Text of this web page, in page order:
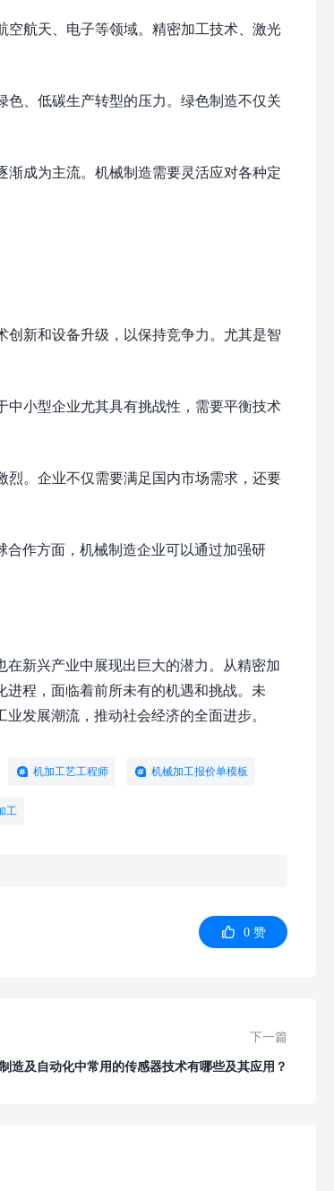
空航天、电子等领域。精密加工技术、激光
、低碳生产转型的压力。绿色制造不仅关
成为主流。机械制造需要灵活应对各种定
新和设备升级，以保持竞争力。尤其是智
中小型企业尤其具有挑战性，需要平衡技术
烈。企业不仅需要满足国内市场需求，还要
作方面，机械制造企业可以通过加强研
新兴产业中展现出巨大的潜力。从精密加
程，面临着前所未有的机遇和挑战。未
发展潮流，推动社会经济的全面进步。
机加工艺工程师 机械加工报价单模板
工
 0 赞
下一篇
造及自动化中常用的传感器技术有哪些及其应用？